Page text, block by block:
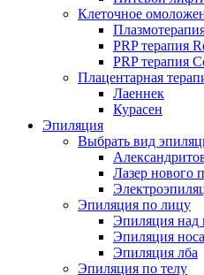
Клеточное
PRP терапия
PRP терапия
Плацентарная
Лаеннек
Курасен
Эпиляция
Выбрать вид
Лазер нового
Эпиляция по лицу
Эпиляция над
Эпиляция носа
Эпиляция лба
Эпиляция по телу